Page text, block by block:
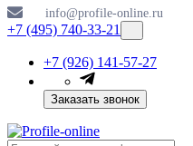
info@profile-online.ru
+7 (495) 740-33-21
+7 (926) 141-57-27
Заказать звонок